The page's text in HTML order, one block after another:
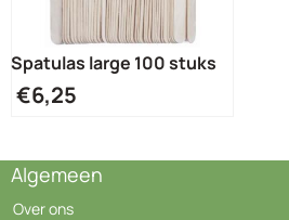
Spatulas large 100 stuks
€6,25
Algemeen
Over ons